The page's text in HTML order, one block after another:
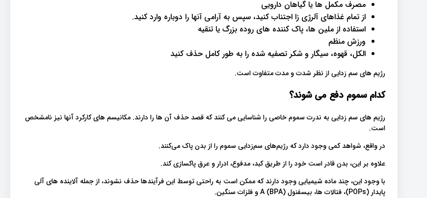
مصرف مکمل ها یا گیاهان دارویی
از تمام غذاهای آلرژی زا اجتناب کنید، سپس به آرامی آنها را دوباره وارد کنید.
استفاده از ملین ها، پاک کننده های روده بزرگ یا تنقیه
ورزش منظم
الکل، قهوه، سیگار و شکر تصفیه شده را به طور کامل حذف کنید
رژیم های سم زدایی از نظر شدت و مدت متفاوت است.
کدام سموم دفع می شوند؟
رژیم های سم زدایی به ندرت سموم خاصی را شناسایی می کنند که قصد حذف آن ها را دارند. مکانیسم های کارکرد آنها نیز نامشخص
است.
در واقع، شواهد کمی وجود دارد که رژیم‌های سم‌زدایی سموم را از بدن پاک می‌کنند.
علاوه بر این، بدن قادر است خود را از طریق کبد، مدفوع، ادرار و عرق پاکسازی کند.
با وجود این، چند ماده شیمیایی وجود دارند که ممکن است به راحتی توسط این فرآیندها حذف نشوند، از جمله آلاینده های آلی
پایدار (POPs)، فتالات ها، بیسفنول A (BPA) و فلزات سنگین.